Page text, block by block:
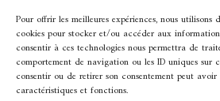
Pour offrir les meilleures expériences, nous utilisons
cookies pour stocker et/ou accéder aux
consentir à ces technologies nous permettra de
comportement de navigation ou les ID uniques sur
consentir ou de retirer son consentement peut
caractéristiques et fonctions.
Horaires d’ouverture
Ouvert de 12h à 13h45 et de